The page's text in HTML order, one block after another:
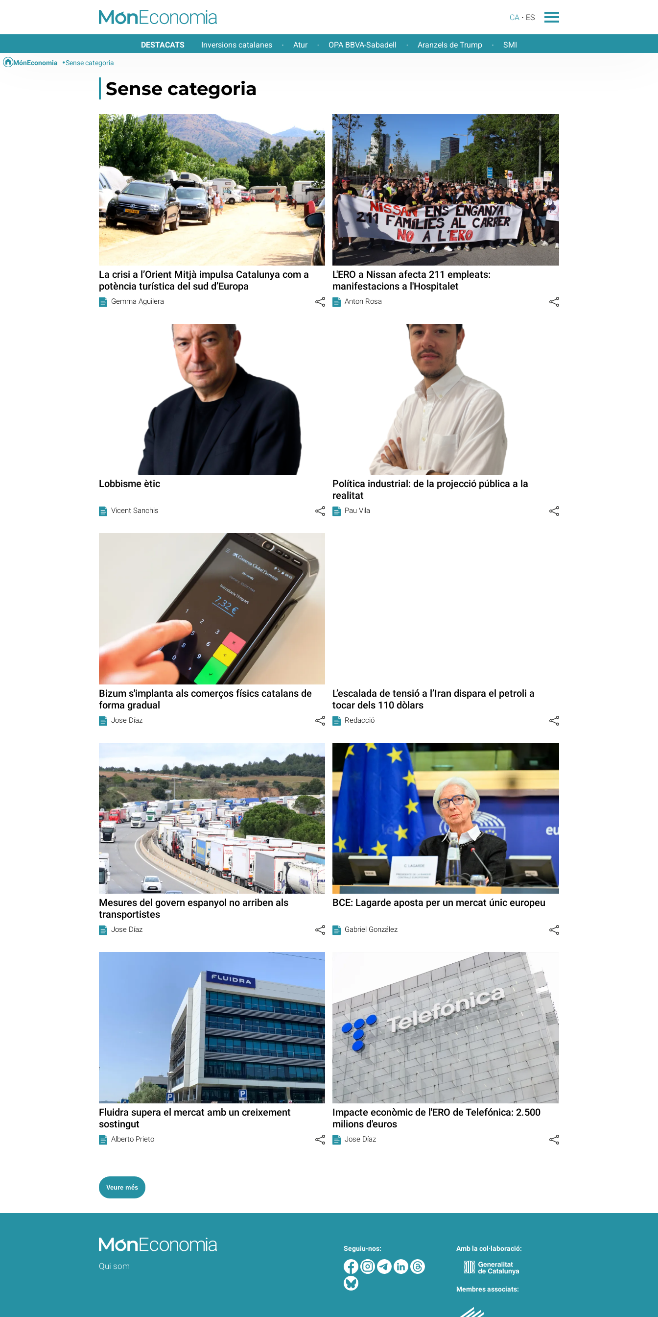
CA ES
DESTACATS Inversions catalanes · Atur · OPA BBVA-Sabadell · Aranzels de Trump · SMI
MónEconomia Sense categoria
Sense categoria
La crisi a l’Orient Mitjà impulsa Catalunya com a
potència turística del sud d’Europa
Gemma Aguilera
L'ERO a Nissan afecta 211 empleats:
manifestacions a l'Hospitalet
Anton Rosa
Lobbisme ètic
Vicent Sanchis
Política industrial: de la projecció pública a la
realitat
Pau Vila
Bizum s'implanta als comerços físics catalans de
forma gradual
Jose Díaz
L’escalada de tensió a l’Iran dispara el petroli a
tocar dels 110 dòlars
Redacció
Mesures del govern espanyol no arriben als
transportistes
Jose Díaz
BCE: Lagarde aposta per un mercat únic europeu
Gabriel González
Fluidra supera el mercat amb un creixement
sostingut
Alberto Prieto
Impacte econòmic de l'ERO de Telefónica: 2.500
milions d'euros
Jose Díaz
Veure més
Qui som
Seguiu-nos: Amb la col·laboració:
Membres associats: